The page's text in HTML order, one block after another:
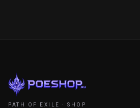
PATH OF EXILE · SHOP